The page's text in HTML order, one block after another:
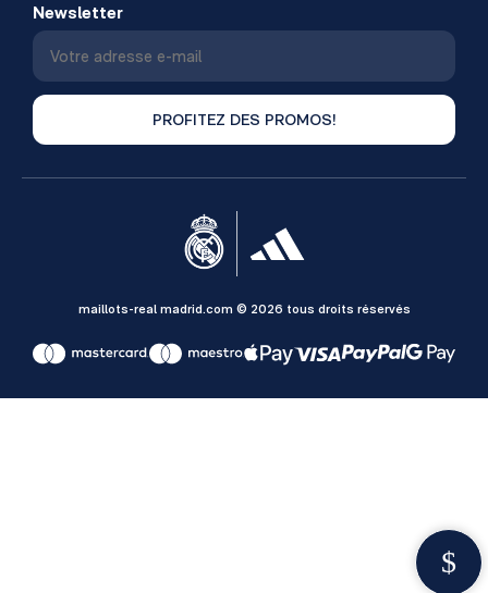
Newsletter
PROFITEZ DES PROMOS!
maillots-real madrid.com © 2026 tous droits réservés